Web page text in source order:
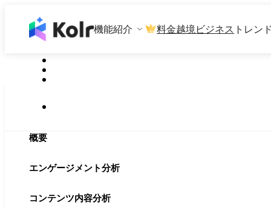
機能紹介 料金越境ビジネス トレン
概要
エンゲージメント分析
コンテンツ内容分析